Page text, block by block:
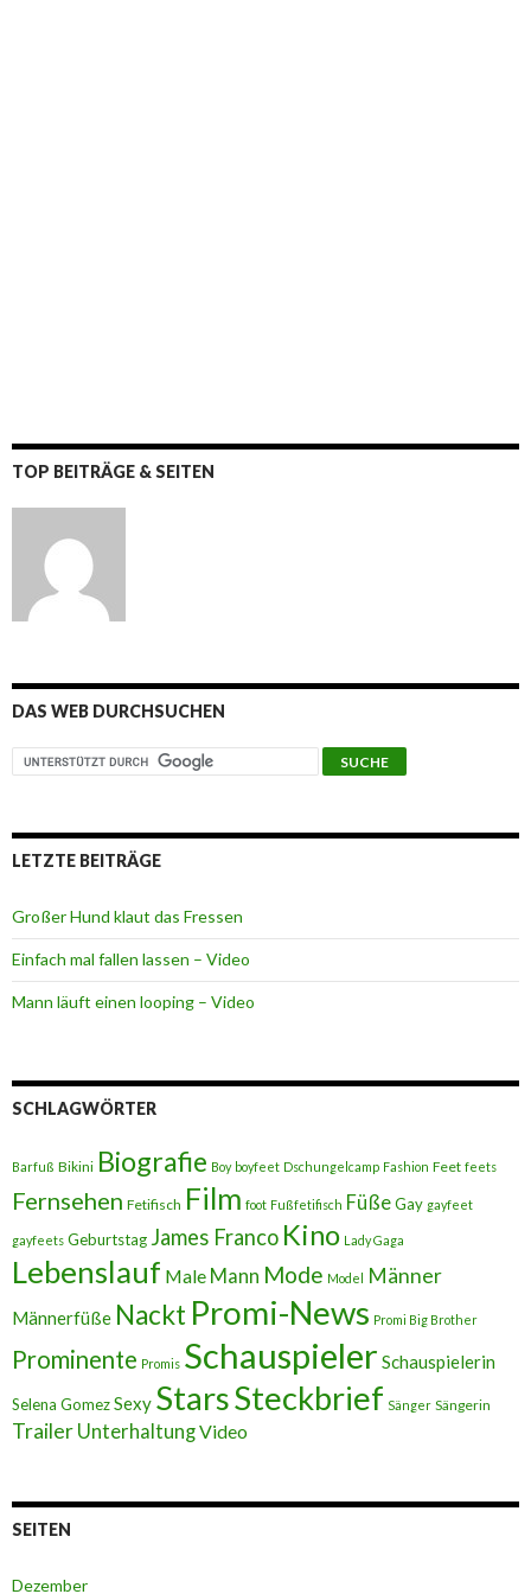
TOP BEITRÄGE & SEITEN
DAS WEB DURCHSUCHEN
LETZTE BEITRÄGE
Großer Hund klaut das Fressen
Einfach mal fallen lassen – Video
Mann läuft einen looping – Video
SCHLAGWÖRTER
Barfuß Bikini Biografie Boy boyfeet Dschungelcamp Fashion Feet feets
Fernsehen Fetifisch Film foot Fußfetifisch FüßeGay gayfeet
gayfeets Geburtstag James Franco Kino Lady Gaga
Lebenslauf Male Mann Mode Model Männer
Männerfüße Nackt Promi-News Promi Big Brother
Prominente Promis Schauspieler Schauspielerin
Selena GomezSexy StarsSteckbrief Sänger Sängerin
Trailer UnterhaltungVideo
SEITEN
Dezember